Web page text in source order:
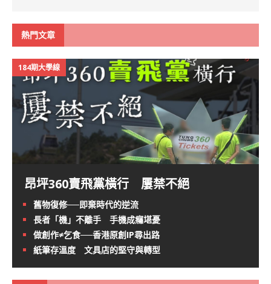
熱門文章
184期大學線
昂坪360賣飛黨橫行 屢禁不絕
舊物復修──即棄時代的逆流
長者「機」不離手 手機成癮堪憂
做創作≠乞食──香港原創IP尋出路
紙筆存溫度 文具店的堅守與轉型